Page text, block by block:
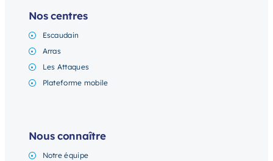
Nos centres
Escaudain
Arras
Les Attaques
Plateforme mobile
Nous connaître
Notre équipe